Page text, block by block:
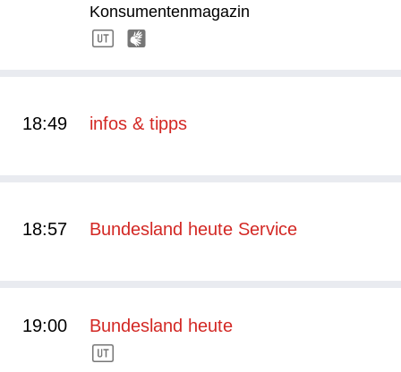
Konsumentenmagazin
18:49 infos & tipps
18:57 Bundesland heute Service
19:00 Bundesland heute